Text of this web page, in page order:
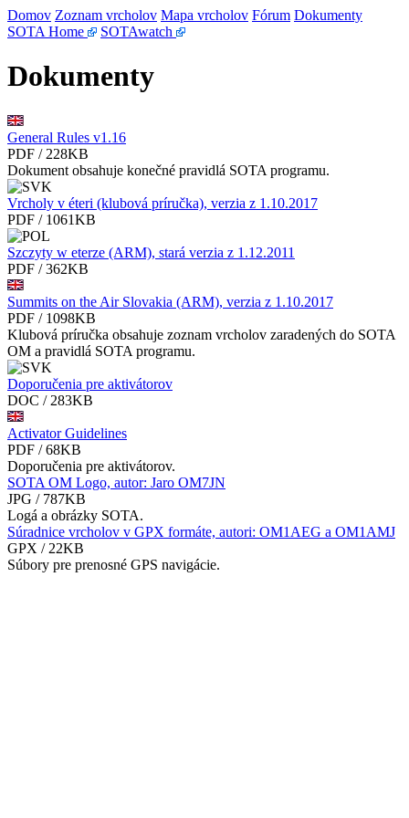
Domov Zoznam vrcholov Mapa vrcholov Fórum Dokumenty
SOTA Home
SOTAwatch
Dokumenty
General Rules v1.16
PDF / 228KB
Dokument obsahuje konečné pravidlá SOTA programu.
Vrcholy v éteri (klubová príručka), verzia z 1.10.2017
PDF / 1061KB
Szczyty w eterze (ARM), stará verzia z 1.12.2011
PDF / 362KB
Summits on the Air Slovakia (ARM), verzia z 1.10.2017
PDF / 1098KB
Klubová príručka obsahuje zoznam vrcholov zaradených do SOTA
OM a pravidlá SOTA programu.
Doporučenia pre aktivátorov
DOC / 283KB
Activator Guidelines
PDF / 68KB
Doporučenia pre aktivátorov.
SOTA OM Logo, autor: Jaro OM7JN
JPG / 787KB
Logá a obrázky SOTA.
Súradnice vrcholov v GPX formáte, autori: OM1AEG a OM1AMJ
GPX / 22KB
Súbory pre prenosné GPS navigácie.